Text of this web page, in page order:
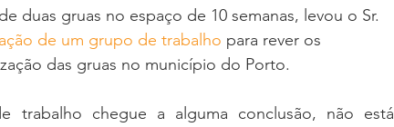
duas gruas no espaço de 10 semanas, levou o Sr.
de um grupo de trabalho para rever os
das gruas no município do Porto.
chegue a alguma conclusão, não está